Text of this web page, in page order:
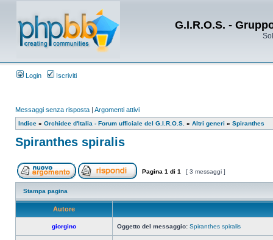
G.I.R.O.S. -
Login Iscriviti
Messaggi senza risposta | Argomenti attivi
Indice » Orchidee d'Italia - Forum ufficiale del G.I.R.O.S. » Altri generi » Spiranthes
Spiranthes spiralis
Pagina 1 di 1 [ 3 messaggi ]
Stampa pagina
Autore
giorgino Oggetto del messaggio: Spiranthes spiralis